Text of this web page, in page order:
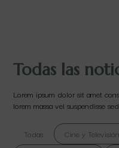
Todas las
Lorem ipsum dolor sit amet
lorem massa vel suspendisse
Todas Cine y Televisión